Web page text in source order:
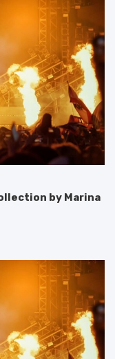
by Marina